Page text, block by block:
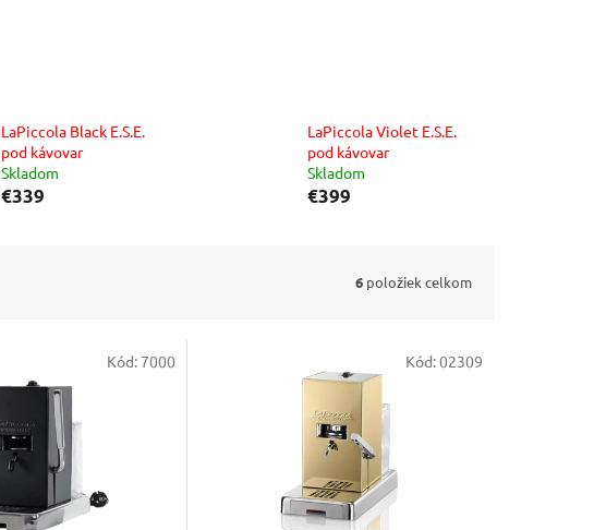
LaPiccola Black E.S.E.
pod kávovar
Skladom
€339
LaPiccola Violet E.S.E.
pod kávovar
Skladom
€399
6 položiek celkom
Kód: 7000 Kód:02309